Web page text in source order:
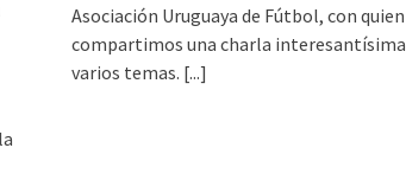
Asociación Uruguaya de Fútbol, con quien
compartimos una charla interesantísima
varios temas. [...]